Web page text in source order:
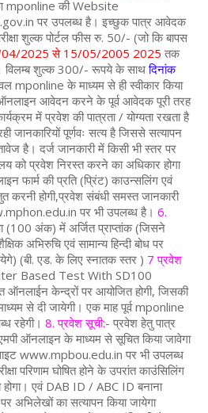
mponline की Website
पर उपलब्ध है। इच्छुक पात्र आवेदक
शुल्क पोर्टल फीस रु. 50/- (जो कि बापस
04/2025 से 15/05/2005 2025 तक
शुल्क 300/- रूपये के साथदिनांक
mponline के माध्यम से ही स्वीकार किया
ऑनलाइन आवेदन करने के पूर्व आवेदक पूरी तरह
में प्रवेश की पात्रता / योग्यता रखता है
जानकारियों पूर्णवः सत्य है जिससे सत्यापन
है। दर्ज जानकारी में किसी भी स्तर पर
को प्रवेश निरस्त करने का अधिकार होगा
फार्म की प्रति (प्रिंट) काउन्सलिंग एवं
करनी होगी,प्रवेश संबंधी समस्त जानकारी
पर भी उपलब्ध है। 6.
(100 अंक) में अर्जित प्राप्तांक (जिसने
अभिरुचि एवं सामान्य हिन्दी बोध पर
(बी. एड. के लिए स्नातक स्तर ) 7 प्रवेश
Based Test With SD100
केन्द्रों पर आयोजित होगी, जिसकी
से दी जायेगी। एक माह पूर्व mponline
रहेगी। 8. प्रवेश सूची:- प्रवेश हेतु पात्र
ऑनलाइन के माध्यम से सूचित किया जावेगा
www.mpbou.edu.in पर भी उपलब्ध
परिणाम घोषित होने के उपरांत काउंसिलिंग
एवं DAB ID / ABC ID बनाना
अभिलेखों का सत्यापन किया जायेगा